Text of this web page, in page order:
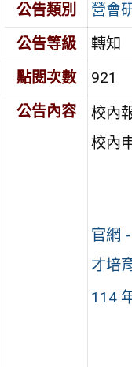
公告類別
營會
公告等級
轉知
點閱次數
921
公告內容
校內
校內
官網
才培
114